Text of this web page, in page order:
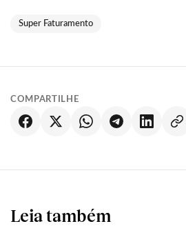
Super Faturamento
COMPARTILHE
Leia também